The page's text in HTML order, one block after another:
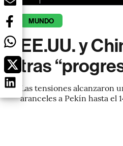
MUNDO
EE.UU. y
tras
Las tensiones alcanzaron
aranceles a Pekín hasta el